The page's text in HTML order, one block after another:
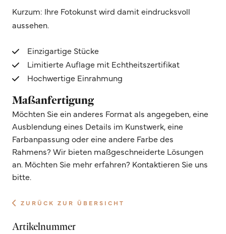
Kurzum: Ihre Fotokunst wird damit eindrucksvoll
aussehen.
Einzigartige Stücke
Limitierte Auflage mit Echtheitszertifikat
Hochwertige Einrahmung
Maßanfertigung
Möchten Sie ein anderes Format als angegeben, eine
Ausblendung eines Details im Kunstwerk, eine
Farbanpassung oder eine andere Farbe des
Rahmens? Wir bieten maßgeschneiderte Lösungen
an. Möchten Sie mehr erfahren? Kontaktieren Sie uns
bitte.
ZURÜCK ZUR ÜBERSICHT
Artikelnummer